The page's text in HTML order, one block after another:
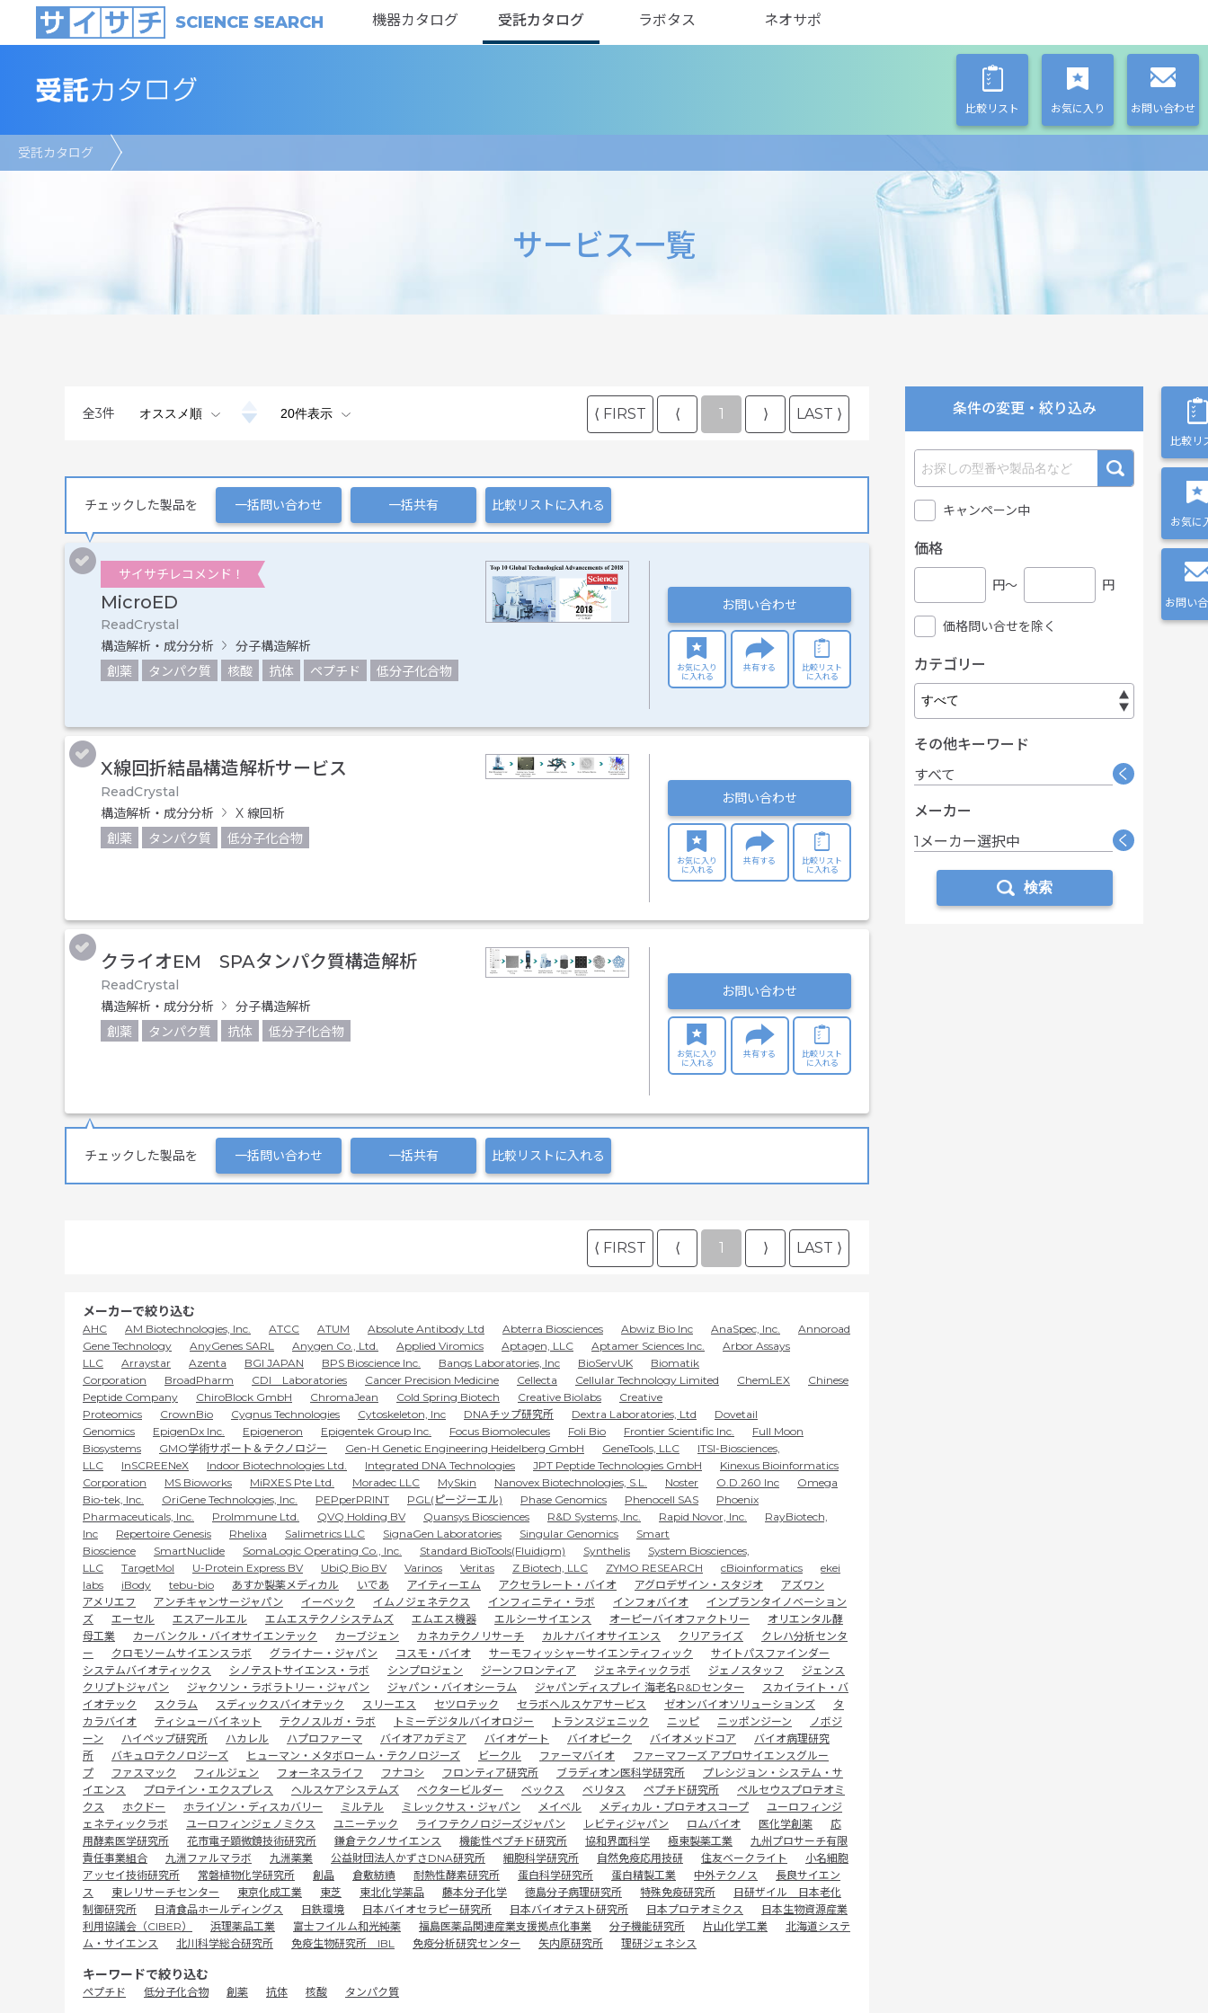
SCIENCE SEARCH 機器カタログ 受託カタログ ラボタス ネオサポ
比較リスト お気に入り お問い合わせ
受託カタログ
サービス一覧
全3件 ⟨ FIRST ⟨ 1 ⟩ LAST ⟩
チェックした製品を 一括問い合わせ 一括共有 比較リストに入れる
サイサチレコメンド！
MicroED
ReadCrystal
構造解析・成分分析
分子構造解析
創薬
タンパク質 核酸 抗体 ペプチド 低分子化合物
お問い合わせ
お気に入り
に入れる
共有する
比較リスト
に入れる
X線回折結晶構造解析サービス
ReadCrystal
構造解析・成分分析
X 線回析
創薬
タンパク質 低分子化合物
お問い合わせ
お気に入り
に入れる
共有する
比較リスト
に入れる
クライオEM SPAタンパク質構造解析
ReadCrystal
構造解析・成分分析
分子構造解析
創薬
タンパク質 抗体 低分子化合物
お問い合わせ
お気に入り
に入れる
共有する
比較リスト
に入れる
チェックした製品を 一括問い合わせ 一括共有 比較リストに入れる
⟨ FIRST ⟨ 1 ⟩ LAST ⟩
比較リ
お気に
お問い
条件の変更・絞り込み
キャンペーン中
価格
円〜 円
価格問い合せを除く
カテゴリー
その他キーワード
すべて
く
メーカー
1メーカー選択中
く
検索
メーカーで絞り込む
AHC AM Biotechnologies, Inc. ATCC ATUM Absolute Antibody Ltd Abterra Biosciences Abwiz Bio Inc AnaSpec, Inc.
Annoroad
Gene Technology
AnyGenes SARL Anygen Co., Ltd. Applied Viromics Aptagen, LLC Aptamer Sciences Inc.
Arbor Assays
LLC
Arraystar Azenta BGI JAPAN BPS Bioscience Inc. Bangs Laboratories, Inc BioServUK
Biomatik
Corporation
BroadPharm CDI Laboratories Cancer Precision Medicine Cellecta Cellular Technology Limited ChemLEX
Chinese
Peptide Company
ChiroBlock GmbH ChromaJean Cold Spring Biotech Creative Biolabs
Creative
Proteomics
CrownBio Cygnus Technologies Cytoskeleton, Inc DNAチップ研究所 Dextra Laboratories, Ltd
Dovetail
Genomics
EpigenDx Inc. Epigeneron Epigentek Group Inc. Focus Biomolecules Foli Bio Frontier Scientific Inc.
Full Moon
Biosystems
GMO学術サポート＆テクノロジー Gen-H Genetic Engineering Heidelberg GmbH GeneTools, LLC
ITSI-Biosciences,
LLC
InSCREENeX Indoor Biotechnologies Ltd. Integrated DNA Technologies JPT Peptide Technologies GmbH
Kinexus Bioinformatics
Corporation
MS Bioworks MiRXES Pte Ltd. Moradec LLC MySkin Nanovex Biotechnologies, S.L. Noster O.D.260 Inc
Omega
Bio-tek, Inc.
OriGene Technologies, Inc. PEPperPRINT PGL(ピージーエル) Phase Genomics Phenocell SAS
Phoenix
Pharmaceuticals, Inc.
ProImmune Ltd. QVQ Holding BV Quansys Biosciences R&D Systems, Inc. Rapid Novor, Inc.
RayBiotech,
Inc
Repertoire Genesis Rhelixa Salimetrics LLC SignaGen Laboratories Singular Genomics
Smart
Bioscience
SmartNuclide SomaLogic Operating Co., Inc. Standard BioTools(Fluidigm) Synthelis
System Biosciences,
LLC
TargetMol U-Protein Express BV UbiQ Bio BV Varinos Veritas Z Biotech, LLC ZYMO RESEARCH cBioinformatics
ekei
labs
iBody tebu-bio あすか製薬メディカル いであ アイティーエム アクセラレート・バイオ アグロデザイン・スタジオ
アズワン
アメリエフ
アンチキャンサージャパン イーベック イムノジェネテクス インフィニティ・ラボ インフォバイオ
インプランタイノベーション
ズ
エーセル エスアールエル エムエステクノシステムズ エムエス機器 エルシーサイエンス オーピーバイオファクトリー
オリエンタル酵
母工業
カーバンクル・バイオサイエンテック カーブジェン カネカテクノリサーチ カルナバイオサイエンス クリアライズ
クレハ分析センタ
ー
クロモソームサイエンスラボ グライナー・ジャパン コスモ・バイオ サーモフィッシャーサイエンティフィック
サイトパスファインダー
システムバイオティックス
シノテストサイエンス・ラボ シンプロジェン ジーンフロンティア ジェネティックラボ ジェノスタッフ
ジェンス
クリプトジャパン
ジャクソン・ラボラトリー・ジャパン ジャパン・バイオシーラム ジャパンディスプレイ 海老名R&Dセンター
スカイライト・バ
イオテック
スクラム スディックスバイオテック スリーエス セツロテック セラボヘルスケアサービス ゼオンバイオソリューションズ
タ
カラバイオ
ティシューバイネット テクノスルガ・ラボ トミーデジタルバイオロジー トランスジェニック ニッピ ニッポンジーン
ノボジ
ーン
ハイペップ研究所 ハカレル ハプロファーマ バイオアカデミア バイオゲート バイオピーク バイオメッドコア
バイオ病理研究
所
バキュロテクノロジーズ ヒューマン・メタボローム・テクノロジーズ ビークル ファーマバイオ
ファーマフーズ アプロサイエンスグルー
プ
ファスマック フィルジェン フォーネスライフ フナコシ フロンティア研究所 ブラディオン医科学研究所
プレシジョン・システム・サ
イエンス
プロテイン・エクスプレス ヘルスケアシステムズ ベクタービルダー ベックス ベリタス ペプチド研究所
ペルセウスプロテオミ
クス
ホクドー ホライゾン・ディスカバリー ミルテル ミレックサス・ジャパン メイベル メディカル・プロテオスコープ
ユーロフィンジ
ェネティックラボ
ユーロフィンジェノミクス ユニーテック ライフテクノロジーズジャパン レビティジャパン ロムバイオ 医化学創薬
応
用酵素医学研究所
花市電子顕微鏡技術研究所 鎌倉テクノサイエンス 機能性ペプチド研究所 協和界面科学 極東製薬工業
九州プロサーチ有限
責任事業組合
九洲ファルマラボ 九洲薬業 公益財団法人かずさDNA研究所 細胞科学研究所 自然免疫応用技研 住友ベークライト
小名細胞
アッセイ技術研究所
常磐植物化学研究所 創晶 倉敷紡績 耐熱性酵素研究所 蛋白科学研究所 蛋白精製工業 中外テクノス
長良サイエン
ス
東レリサーチセンター 東京化成工業 東芝 東北化学薬品 藤本分子化学 徳島分子病理研究所 特殊免疫研究所
日研ザイル 日本老化
制御研究所
日清食品ホールディングス 日鉄環境 日本バイオセラピー研究所 日本バイオテスト研究所 日本プロテオミクス
日本生物資源産業
利用協議会（CIBER）
浜理薬品工業 富士フイルム和光純薬 福島医薬品関連産業支援拠点化事業 分子機能研究所 片山化学工業
北海道システ
ム・サイエンス
北川科学総合研究所 免疫生物研究所 IBL 免疫分析研究センター 矢内原研究所 理研ジェネシス
キーワードで絞り込む
ペプチド 低分子化合物 創薬 抗体 核酸 タンパク質